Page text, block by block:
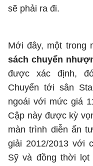
sẽ phải ra đi.
Mới đây, một trong
sách chuyển
được xác định,
Chuyển tới sân
ngoái với mức giá
Cập này được kỳ
màn trình diễn ấn
giải 2012/2013 với
Sỹ và đồng thời lọt